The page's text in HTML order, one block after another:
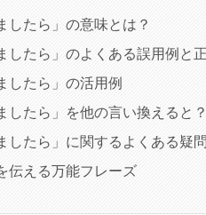
したら」の意味とは？
したら」のよくある誤用例と
したら」の活用例
したら」を他の言い換えると
したら」に関するよくある疑
伝える万能フレーズ